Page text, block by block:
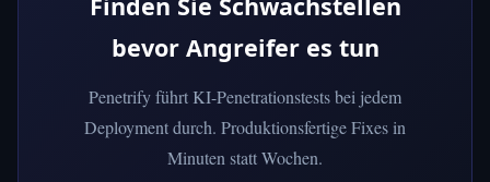
bevor Angreifer es tun
Penetrify führt KI-Penetrationstests bei jedem
Deployment durch. Produktionsfertige Fixes in
Minuten statt Wochen.